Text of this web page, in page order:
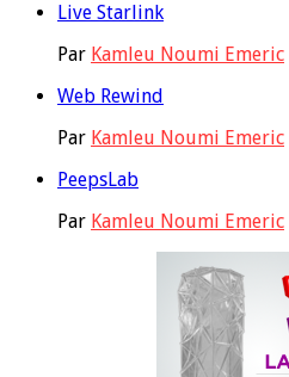
Live Starlink
Par Kamleu Noumi Emeric
Web Rewind
Par Kamleu Noumi Emeric
PeepsLab
Par Kamleu Noumi Emeric